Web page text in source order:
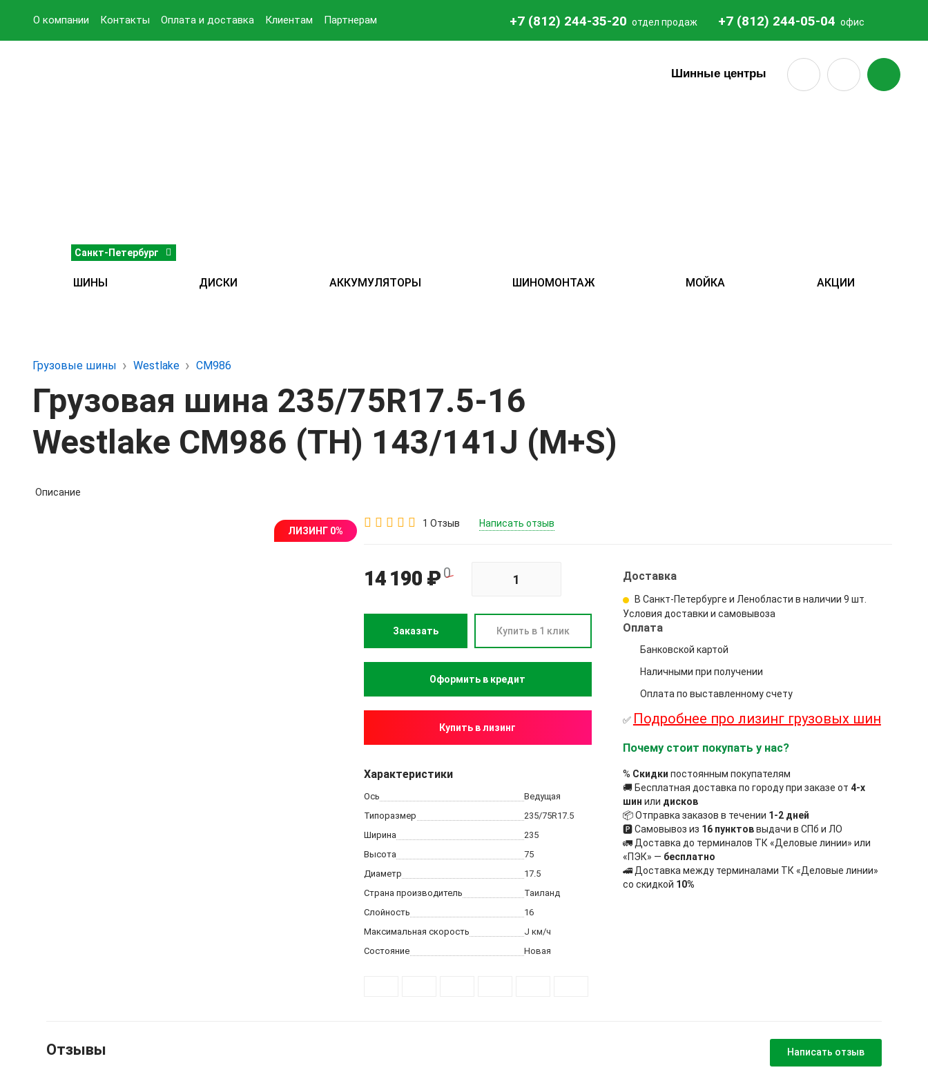
О компании Контакты Оплата и доставка Клиентам Партнерам +7 (812) 244-35-20 отдел продаж +7 (812) 244-05-04 офис
Санкт-Петербург
Шинные центры
ШИНЫ ДИСКИ АККУМУЛЯТОРЫ ШИНОМОНТАЖ МОЙКА АКЦИИ
Грузовые шины Westlake CM986
Грузовая шина 235/75R17.5-16
Westlake CM986 (TH) 143/141J (M+S)
Описание
ЛИЗИНГ 0%
1 Отзыв Написать отзыв
14 190 ₽ 0
Заказать Купить в 1 клик
Купить в лизинг
Характеристики
Ось
Ведущая
Типоразмер
235/75R17.5
Ширина
235
Высота
75
Диаметр
17.5
Страна производитель
Таиланд
Слойность
16
Максимальная скорость
J км/ч
Состояние
Новая
Доставка
В Санкт-Петербурге и Ленобласти в наличии 9 шт.
Условия доставки и самовывоза
Оплата
Банковской картой
Наличными при получении
Оплата по выставленному счету
✅ Подробнее про лизинг грузовых шин
Почему стоит покупать у нас?
% Скидки постоянным покупателям
🚚 Бесплатная доставка по городу при заказе от 4-х
шин или дисков
📦 Отправка заказов в течении 1-2 дней
🅿 Самовывоз из 16 пунктоввыдачи в СПб и ЛО
🚛 Доставка до терминалов ТК «Деловые линии» или
«ПЭК» — бесплатно
🚄 Доставка между терминалами ТК «Деловые линии»
со скидкой 10%
Отзывы Написать отзыв